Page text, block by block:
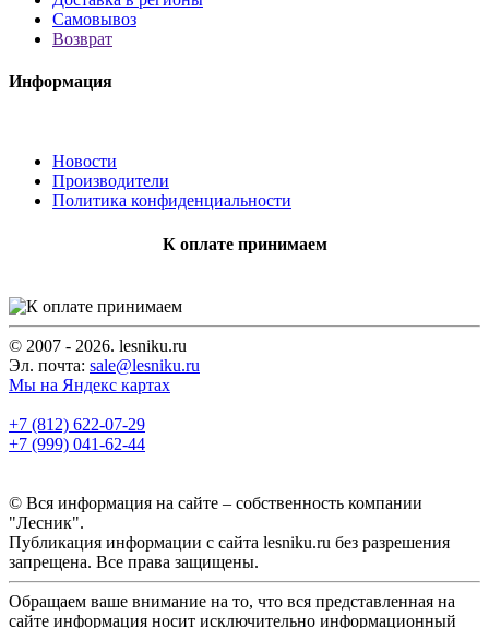
Самовывоз
Возврат
Информация
Новости
Производители
Политика конфиденциальности
К оплате принимаем
© 2007 - 2026. lesniku.ru
Эл. почта: sale@lesniku.ru
Мы на Яндекс картах
+7 (812) 622-07-29
+7 (999) 041-62-44
© Вся информация на сайте – собственность компании
"Лесник".
Публикация информации с сайта lesniku.ru без разрешения
запрещена. Все права защищены.
Обращаем ваше внимание на то, что вся представленная на
сайте информация носит исключительно информационный